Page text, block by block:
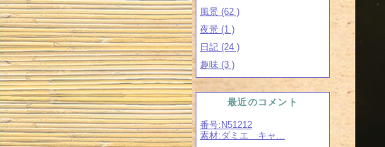
風景 (62 )
夜景 (1 )
日記 (24 )
趣味 (3 )
最近のコメント
番号:N51212
素材:ダミエ キャ...